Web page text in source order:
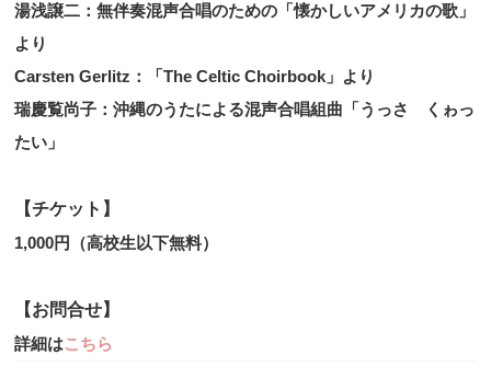
湯浅譲二：無伴奏混声合唱のための「懐かしいアメリカの歌」
より
Carsten Gerlitz：「The Celtic Choirbook」より
瑞慶覧尚子：沖縄のうたによる混声合唱組曲「うっさ くゎっ
たい」
【チケット】
1,000円（高校生以下無料）
【お問合せ】
詳細はこちら